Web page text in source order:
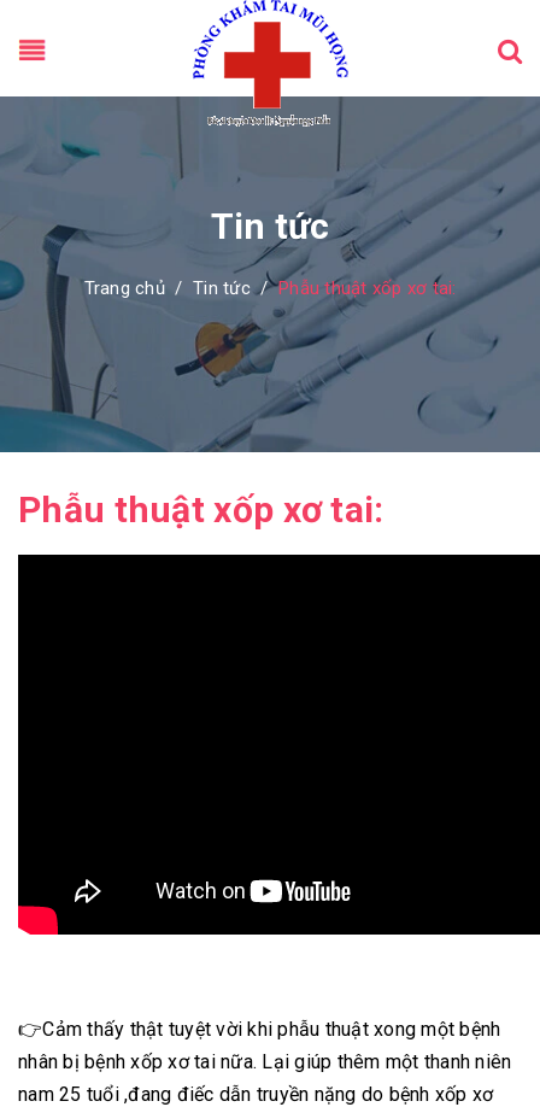
Tin tức
Trang chủ / Tin tức / Phẫu thuật xốp xơ tai:
Phẫu thuật xốp xơ tai:
👉Cảm thấy thật tuyệt vời khi phẫu thuật xong một bệnh
nhân bị bệnh xốp xơ tai nữa. Lại giúp thêm một thanh niên
nam 25 tuổi ,đang điếc dẫn truyền nặng do bệnh xốp xơ